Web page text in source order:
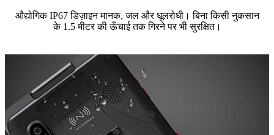
औद्योगिक IP67 डिज़ाइन मानक, जल और धूलरोधी। बिना किसी नुकसान
के 1.5 मीटर की ऊँचाई तक गिरने पर भी सुरक्षित।